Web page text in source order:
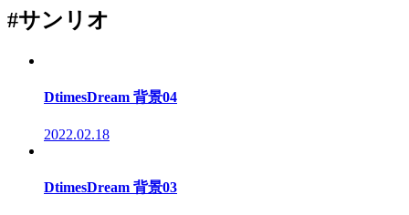
#サンリオ
DtimesDream 背景04
2022.02.18
DtimesDream 背景03